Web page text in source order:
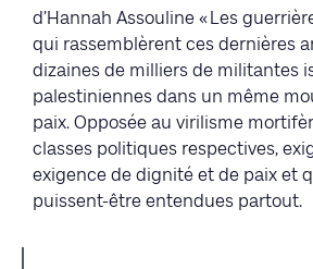
d’Hannah Assouline « Les
qui rassemblèrent ces dernières
dizaines de milliers de militantes
palestiniennes dans un même
paix. Opposée au virilisme
classes politiques respectives,
exigence de dignité et de paix et
puissent-être entendues partout.